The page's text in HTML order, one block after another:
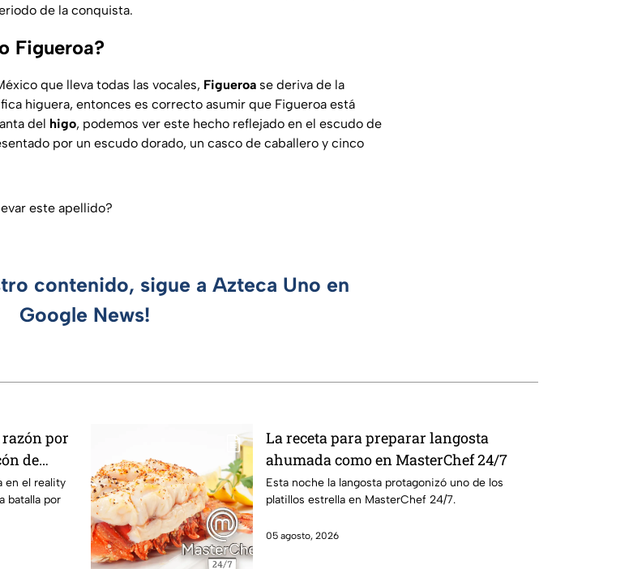
de la conquista.
Figueroa?
que lleva todas las vocales, Figueroa se deriva de la
higuera, entonces es correcto asumir que Figueroa está
del higo, podemos ver este hecho reflejado en el escudo de
por un escudo dorado, un casco de caballero y cinco
este apellido?
contenido, sigue a Azteca Uno en
Google News!
por
de
en el reality
batalla por
La receta para preparar langosta
ahumada como en MasterChef 24/7
Esta noche la langosta protagonizó uno de los
platillos estrella en MasterChef 24/7.
05 agosto, 2026